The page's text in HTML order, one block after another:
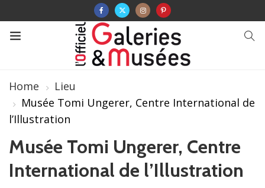
Home
Lieu
Musée Tomi Ungerer, Centre International de
l’Illustration
Musée Tomi Ungerer, Centre
International de l’Illustration